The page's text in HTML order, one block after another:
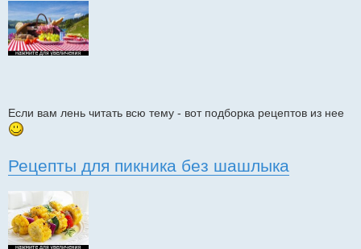
Если вам лень читать всю тему - вот подборка рецептов из нее
Рецепты для пикника без шашлыка